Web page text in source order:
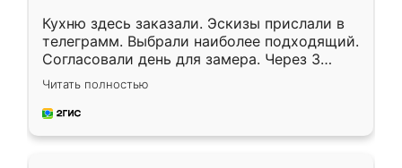
Кухню здесь заказали. Эскизы прислали в
телеграмм. Выбрали наиболее подходящий.
Согласовали день для замера. Через 3
недели кухня была уже готова. Остались
довольны работой. Спасибо Ренессанс
мебель за качественную работу!
Читать полностью